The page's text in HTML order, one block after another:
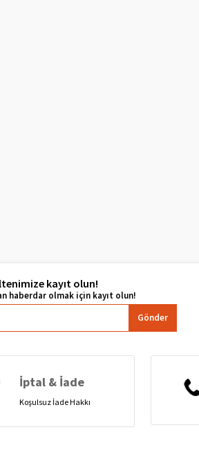
kayıt olun!
Gönder
İptal & İade
Koşulsuz İade Hakkı